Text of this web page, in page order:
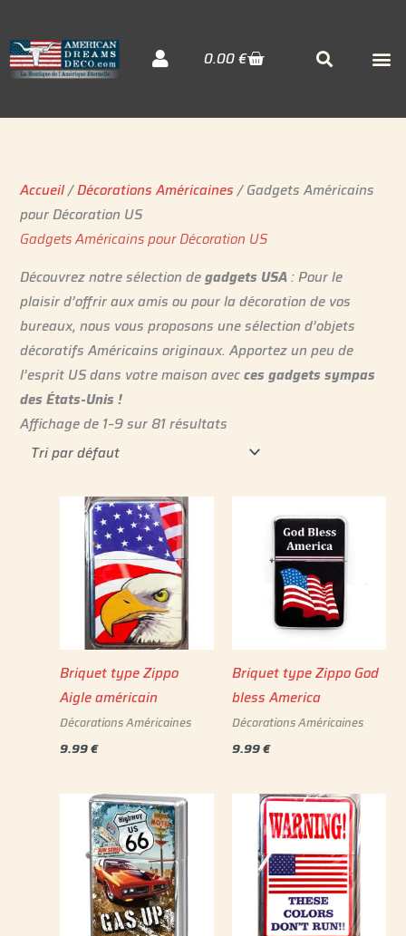
au
contenu
0.00€Cart
Accueil/Décorations Américaines/ Gadgets Américains
pour Décoration US
Gadgets Américains pour Décoration US
Découvrez notre sélection degadgets USA: Pour le
plaisir d’offrir aux amis ou pour la décoration de vos
bureaux, nous vous proposons une sélection d’objets
décoratifs Américains originaux. Apportez un peu de
l’esprit US dans votre maison avecces gadgets sympas
des États-Unis !
Affichage de 1–9 sur 81 résultats
Briquet type Zippo
Aigle américain
Décorations Américaines
9.99€
Briquet type Zippo God
bless America
Décorations Américaines
9.99€